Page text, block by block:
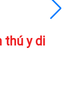
thú y di